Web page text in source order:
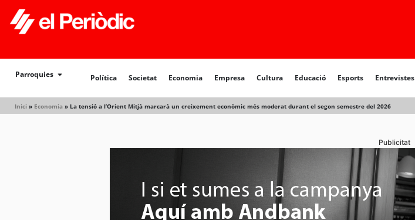
Parroquies Política Societat Economia Empresa Cultura Educació Esports Entrevistes
Inici » Economia » La tensió a l’Orient Mitjà marcarà un creixement econòmic més moderat durant el segon semestre del 2026
Publicitat